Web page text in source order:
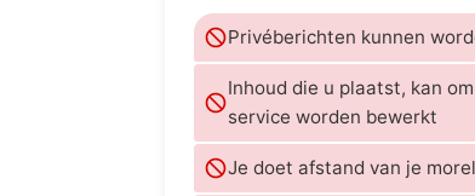
Privéberichten kunnen
Inhoud die u plaatst, kan
service worden bewerkt
Je doet afstand van je